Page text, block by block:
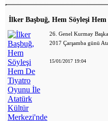
İlker Başbuğ, Hem Söyleşi
26. Genel Kurmay
2017 Çarşamba günü
15/01/2017 19:04